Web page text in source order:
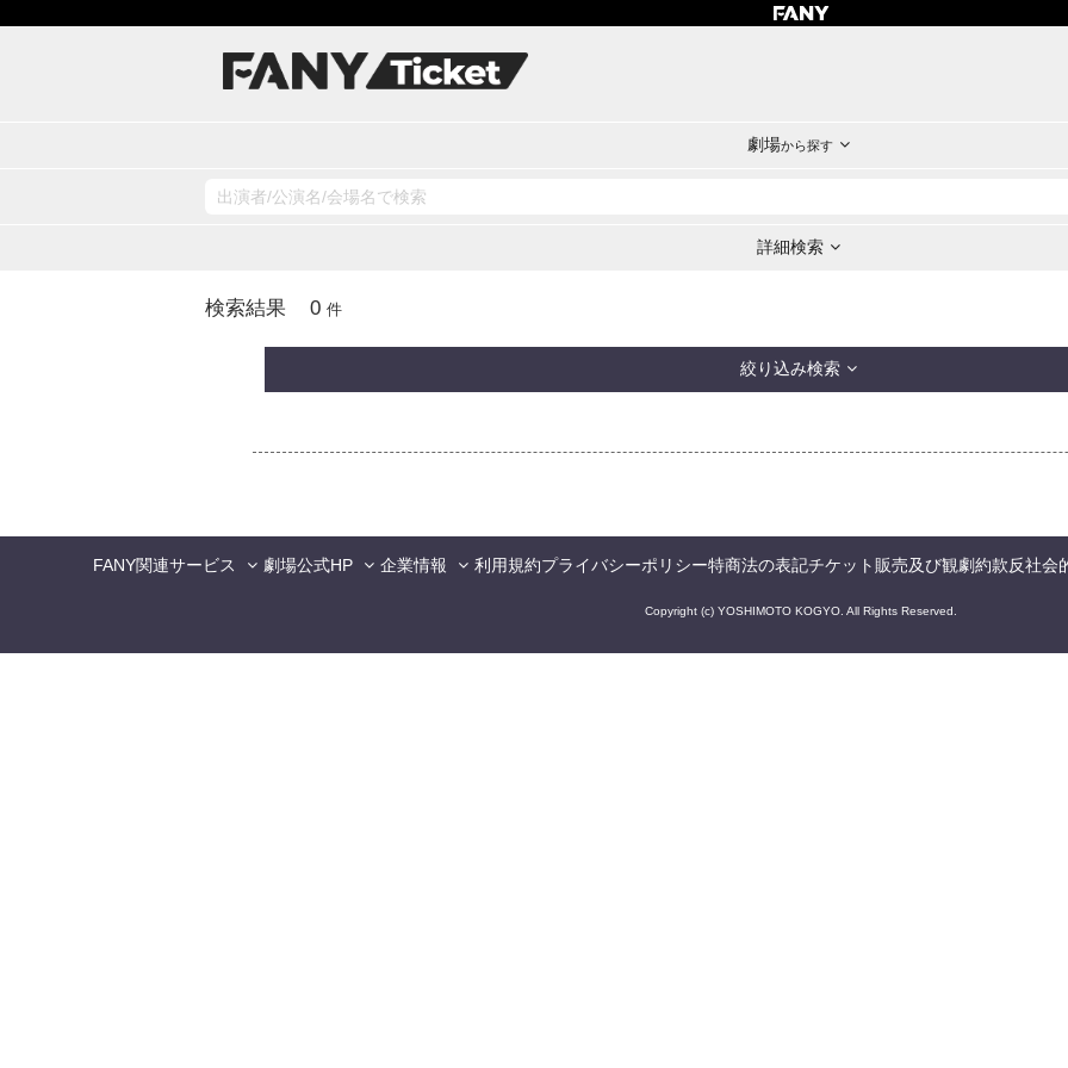
劇場から探す
詳細検索
検索結果 0 件
絞り込み検索
FANY関連サービス 劇場公式HP 企業情報 利用規約プライバシーポリシー特商法の表記チケット販売及び観劇約款反社会
Copyright (c) YOSHIMOTO KOGYO. All Rights Reserved.